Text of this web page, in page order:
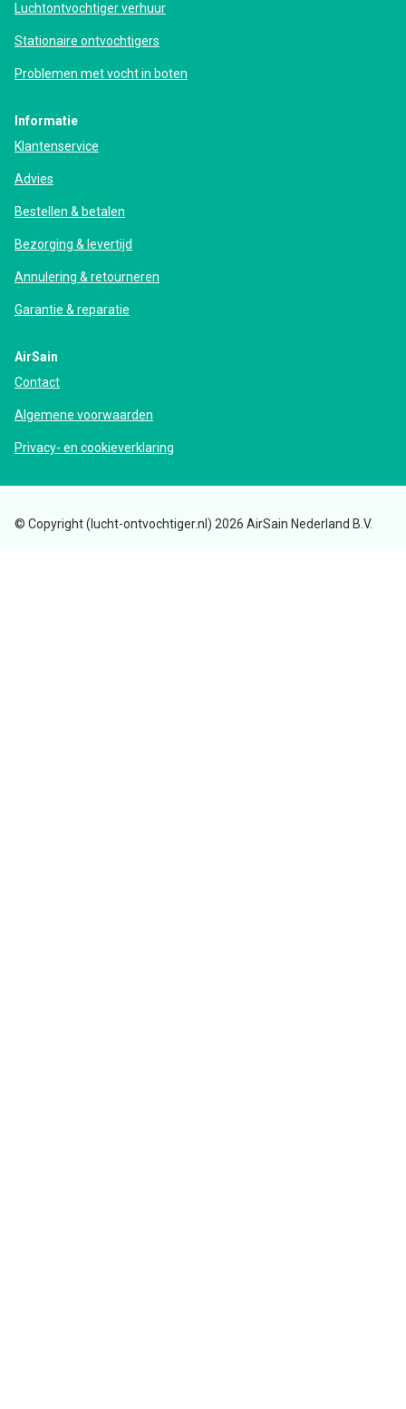
Luchtontvochtiger verhuur
Stationaire ontvochtigers
Problemen met vocht in boten
Informatie
Klantenservice
Advies
Bestellen & betalen
Bezorging & levertijd
Annulering & retourneren
Garantie & reparatie
AirSain
Contact
Algemene voorwaarden
Privacy- en cookieverklaring
© Copyright (lucht-ontvochtiger.nl) 2026 AirSain Nederland B.V.